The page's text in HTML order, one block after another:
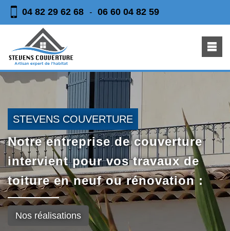
04 82 29 62 68 - 06 60 04 82 59
STEVENS COUVERTURE
Notre entreprise de couverture
intervient pour vos travaux de
toiture en neuf ou rénovation :
Nos réalisations